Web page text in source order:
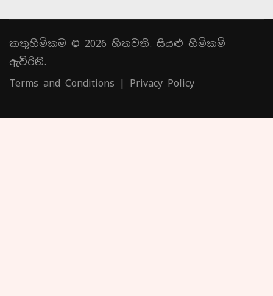
කතුහිමිකම © 2026 හිතවති. සියළු හිමිකම්
ඇවිරිනි.
Terms and Conditions | Privacy Policy